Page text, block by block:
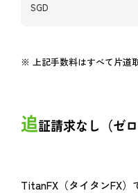
SGD
※ 上記手数料はすべて片道
追証請求なし（ゼ
TitanFX（タイタンFX）